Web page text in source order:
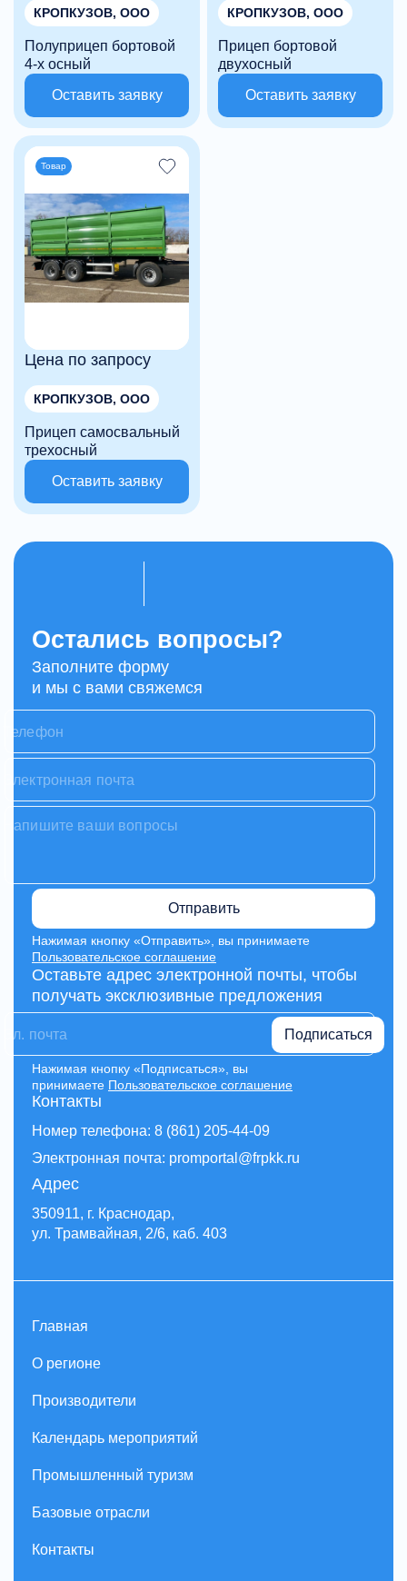
КРОПКУЗОВ, ООО
Полуприцеп бортовой
4-х осный
Оставить заявку
КРОПКУЗОВ, ООО
Прицеп бортовой
двухосный
Оставить заявку
Товар
Цена по запросу
КРОПКУЗОВ, ООО
Прицеп самосвальный
трехосный
Оставить заявку
Контакты
Номер телефона: 8 (861) 205-44-09
Электронная почта: promportal@frpkk.ru
Адрес
350911, г. Краснодар,
ул. Трамвайная, 2/6, каб. 403
Остались вопросы?
Заполните форму
и мы с вами свяжемся
Отправить
Нажимая кнопку «Отправить», вы принимаете
Пользовательское соглашение
Оставьте адрес электронной почты, чтобы
получать эксклюзивные предложения
Подписаться
Нажимая кнопку «Подписаться», вы
принимаете Пользовательское соглашение
Главная
О регионе
Производители
Календарь мероприятий
Промышленный туризм
Базовые отрасли
Контакты